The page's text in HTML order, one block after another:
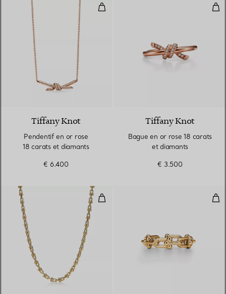
Pendentif en or rose 18 carats
Tiffany Knot
Pendentif en or rose
18 carats et diamants
€ 6.400
Tiffany Knot
Bague en or rose 18 carats
et diamants
€ 3.500
Sautoir à micro-maillons en or